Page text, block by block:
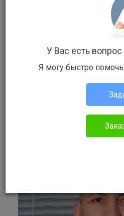
Телесные
Панфилов Анатолий
У Вас есть
Я могу быстро